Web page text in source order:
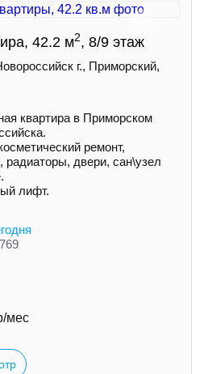
42.2 м2, 8/9 этаж
г., Приморский,
квартира в Приморском
ремонт,
двери, сан\узел
лифт.
мес